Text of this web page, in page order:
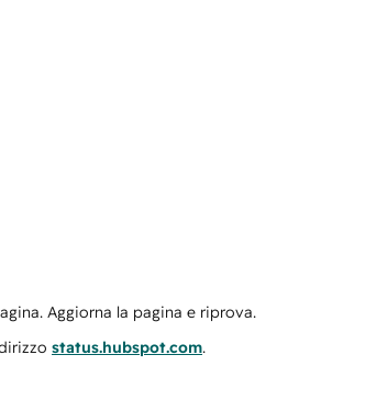
Aggiorna la pagina e riprova.
status.hubspot.com.